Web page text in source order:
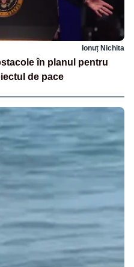
Ionuț Nichita
în planul pentru
de pace